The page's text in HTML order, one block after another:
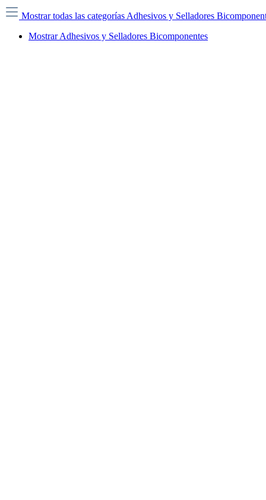
Mostrar todas las categorías Adhesivos y Selladores
Mostrar Adhesivos y Selladores Bicomponentes